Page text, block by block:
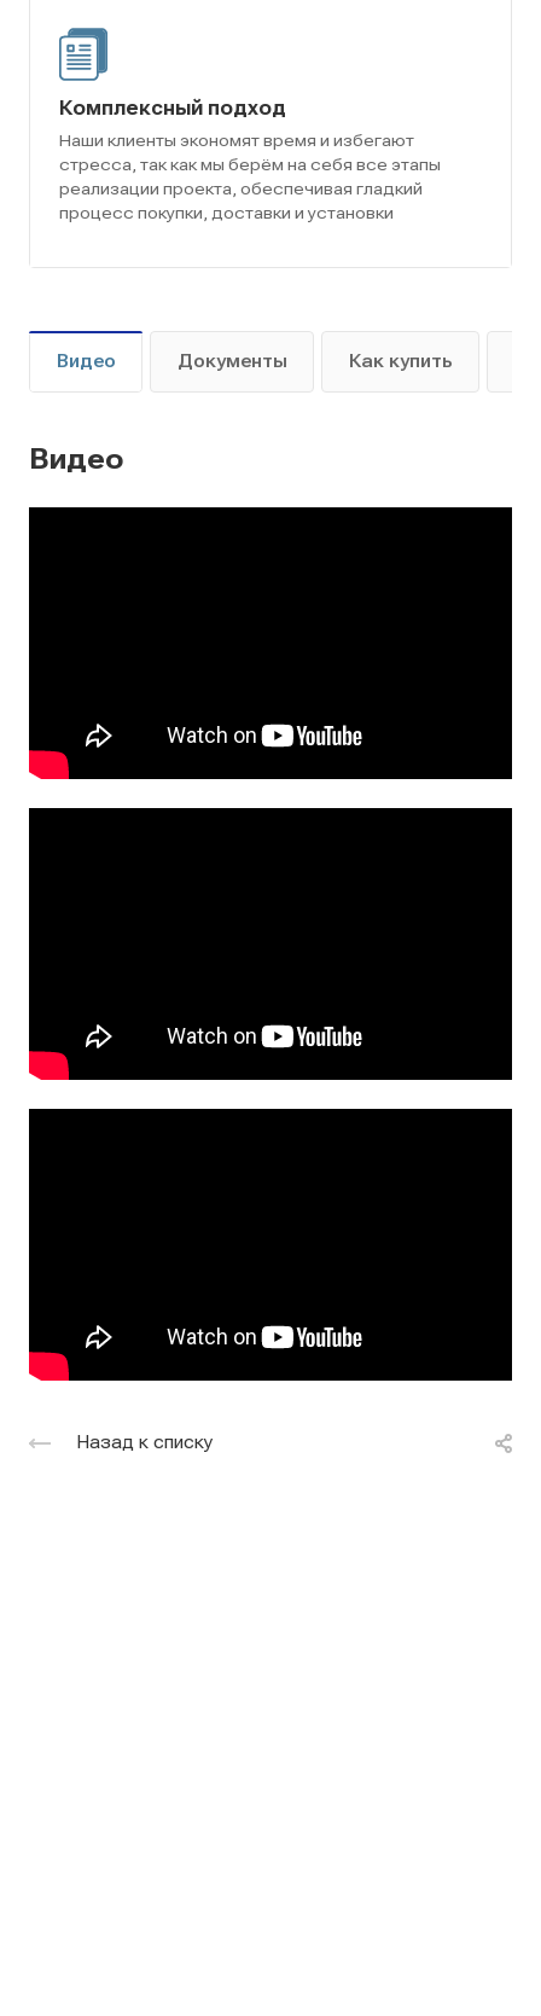
Комплексный подход
Наши клиенты экономят время и избегают
стресса, так как мы берём на себя все этапы
реализации проекта, обеспечивая гладкий
процесс покупки, доставки и установки
Видео Документы Как купить
Видео
Назад к списку